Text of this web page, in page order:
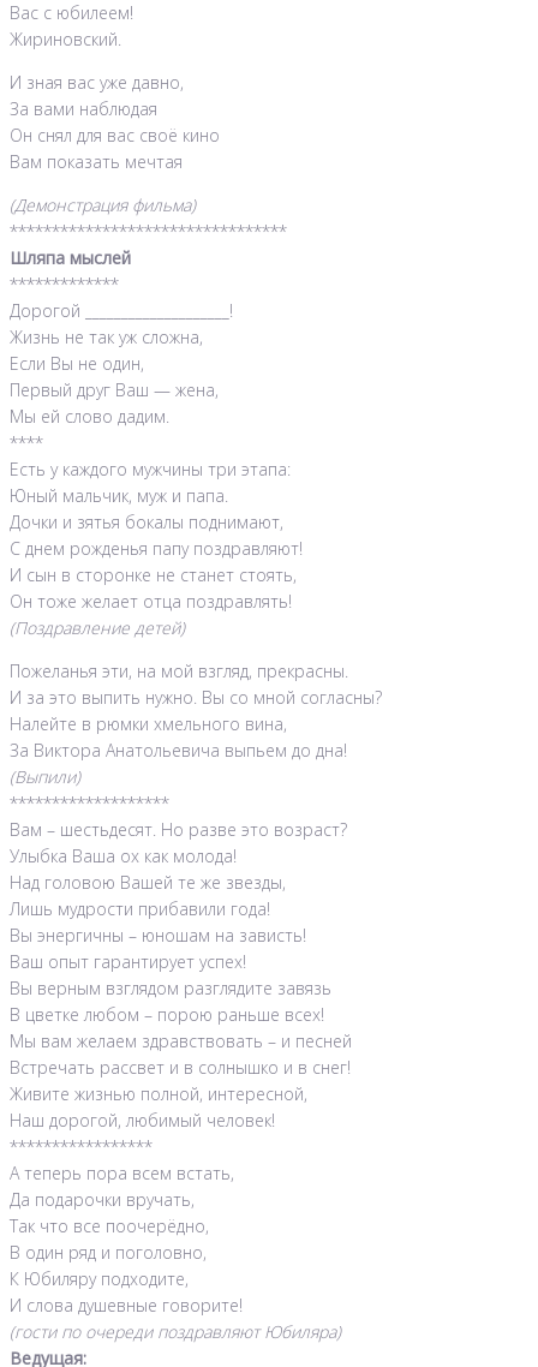
Вас с юбилеем!
Жириновский.
И зная вас уже давно,
За вами наблюдая
Он снял для вас своё кино
Вам показать мечтая
(Демонстрация фильма)
*********************************
Шляпа мыслей
*************
Дорогой ____________________!
Жизнь не так уж сложна,
Если Вы не один,
Первый друг Ваш — жена,
Мы ей слово дадим.
****
Есть у каждого мужчины три этапа:
Юный мальчик, муж и папа.
Дочки и зятья бокалы поднимают,
С днем рожденья папу поздравляют!
И сын в сторонке не станет стоять,
Он тоже желает отца поздравлять!
(Поздравление детей)
Пожеланья эти, на мой взгляд, прекрасны.
И за это выпить нужно. Вы со мной согласны?
Налейте в рюмки хмельного вина,
За Виктора Анатольевича выпьем до дна!
(Выпили)
*******************
Вам – шестьдесят. Но разве это возраст?
Улыбка Ваша ох как молода!
Над головою Вашей те же звезды,
Лишь мудрости прибавили года!
Вы энергичны – юношам на зависть!
Ваш опыт гарантирует успех!
Вы верным взглядом разглядите завязь
В цветке любом – порою раньше всех!
Мы вам желаем здравствовать – и песней
Встречать рассвет и в солнышко и в снег!
Живите жизнью полной, интересной,
Наш дорогой, любимый человек!
*****************
А теперь пора всем встать,
Да подарочки вручать,
Так что все поочерёдно,
В один ряд и поголовно,
К Юбиляру подходите,
И слова душевные говорите!
(гости по очереди поздравляют Юбиляра)
Ведущая: